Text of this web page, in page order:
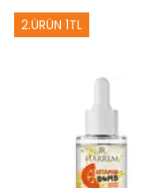
2.ÜRÜN 1TL